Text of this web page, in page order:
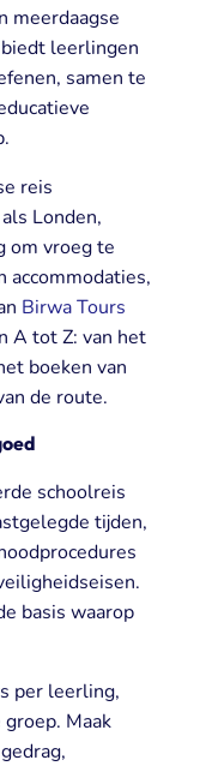
meerdaagse
leerlingen
samen te
reis
Londen,
om vroeg te
accommodaties,
Birwa Tours
A tot Z: van het
boeken van
de route.
schoolreis
tijden,
basis waarop
per leerling,
Maak